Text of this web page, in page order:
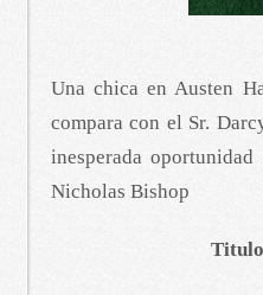
Una chica en Austen
compara con el Sr.
inesperada
Nicholas Bishop